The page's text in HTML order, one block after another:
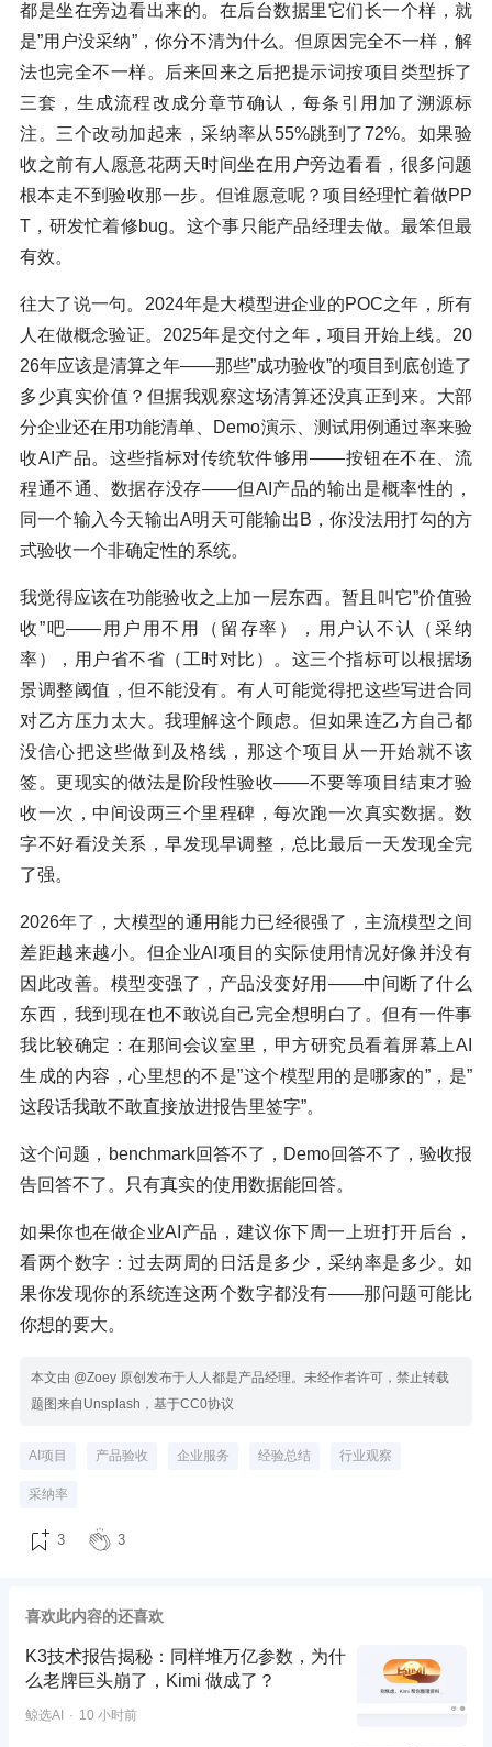
都是坐在旁边看出来的。在后台数据里它们长一个样，就
是”用户没采纳”，你分不清为什么。但原因完全不一样，解
法也完全不一样。后来回来之后把提示词按项目类型拆了
三套，生成流程改成分章节确认，每条引用加了溯源标
注。三个改动加起来，采纳率从55%跳到了72%。如果验
收之前有人愿意花两天时间坐在用户旁边看看，很多问题
根本走不到验收那一步。但谁愿意呢？项目经理忙着做PP
T，研发忙着修bug。这个事只能产品经理去做。最笨但最
有效。
往大了说一句。2024年是大模型进企业的POC之年，所有
人在做概念验证。2025年是交付之年，项目开始上线。20
26年应该是清算之年——那些”成功验收”的项目到底创造了
多少真实价值？但据我观察这场清算还没真正到来。大部
分企业还在用功能清单、Demo演示、测试用例通过率来验
收AI产品。这些指标对传统软件够用——按钮在不在、流
程通不通、数据存没存——但AI产品的输出是概率性的，
同一个输入今天输出A明天可能输出B，你没法用打勾的方
式验收一个非确定性的系统。
我觉得应该在功能验收之上加一层东西。暂且叫它”价值验
收”吧——用户用不用（留存率），用户认不认（采纳
率），用户省不省（工时对比）。这三个指标可以根据场
景调整阈值，但不能没有。有人可能觉得把这些写进合同
对乙方压力太大。我理解这个顾虑。但如果连乙方自己都
没信心把这些做到及格线，那这个项目从一开始就不该
签。更现实的做法是阶段性验收——不要等项目结束才验
收一次，中间设两三个里程碑，每次跑一次真实数据。数
字不好看没关系，早发现早调整，总比最后一天发现全完
了强。
2026年了，大模型的通用能力已经很强了，主流模型之间
差距越来越小。但企业AI项目的实际使用情况好像并没有
因此改善。模型变强了，产品没变好用——中间断了什么
东西，我到现在也不敢说自己完全想明白了。但有一件事
我比较确定：在那间会议室里，甲方研究员看着屏幕上AI
生成的内容，心里想的不是”这个模型用的是哪家的”，是”
这段话我敢不敢直接放进报告里签字”。
这个问题，benchmark回答不了，Demo回答不了，验收报
告回答不了。只有真实的使用数据能回答。
如果你也在做企业AI产品，建议你下周一上班打开后台，
看两个数字：过去两周的日活是多少，采纳率是多少。如
果你发现你的系统连这两个数字都没有——那问题可能比
你想的要大。
本文由 @Zoey 原创发布于人人都是产品经理。未经作者许可，禁止转载
题图来自Unsplash，基于CC0协议
AI项目 产品验收 企业服务 经验总结 行业观察
采纳率
3 3
喜欢此内容的还喜欢
K3技术报告揭秘：同样堆万亿参数，为什
么老牌巨头崩了，Kimi 做成了？
鲸选AI 10 小时前